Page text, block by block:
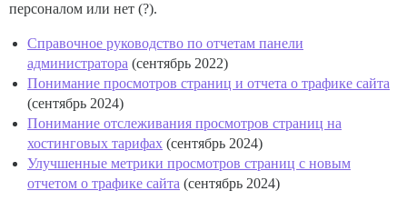
персоналом или нет (?).
Справочное руководство по отчетам панели
администратора (сентябрь 2022)
Понимание просмотров страниц и отчета о трафике сайта
(сентябрь 2024)
Понимание отслеживания просмотров страниц на
хостинговых тарифах (сентябрь 2024)
Улучшенные метрики просмотров страниц с новым
отчетом о трафике сайта (сентябрь 2024)